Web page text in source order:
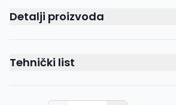
Detalji proizvoda
Tehnički list